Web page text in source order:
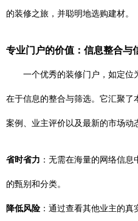
的装修之旅，并聪明地选购建材。
专业门户的价值：信息整合与
一个优秀的装修门户，如定位
在于信息的整合与筛选。它汇聚
案例、业主评价以及最新的市场动
省时省力 ：无需在海量的网络信
的甄别和分类。
降低风险 ：通过查看其他业主的